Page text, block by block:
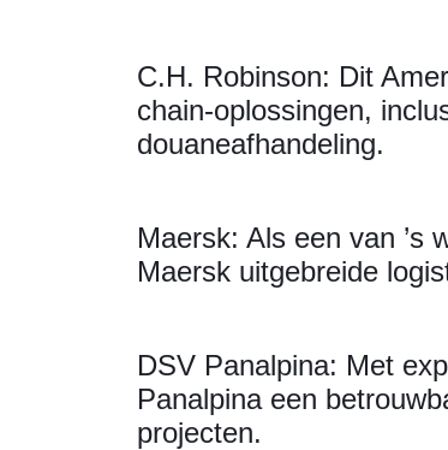
C.H. Robinson: Dit
chain-oplossingen,
douaneafhandeling.
Maersk: Als een van ’s
Maersk uitgebreide
DSV Panalpina: Met
Panalpina een
projecten.